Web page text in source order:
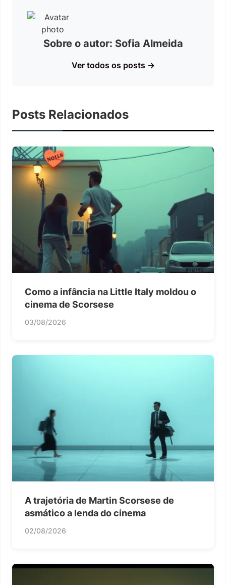
Sobre o autor: Sofia Almeida
Ver todos os posts →
Posts Relacionados
Como a infância na Little Italy moldou o
cinema de Scorsese
03/08/2026
A trajetória de Martin Scorsese de
asmático a lenda do cinema
02/08/2026